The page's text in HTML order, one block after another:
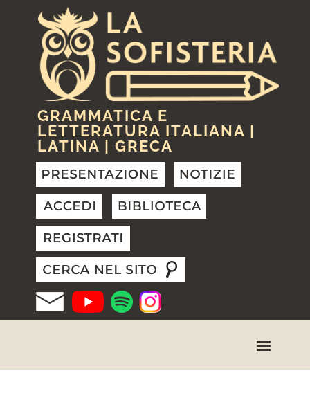
GRAMMATICA E
LETTERATURA ITALIANA |
LATINA | GRECA